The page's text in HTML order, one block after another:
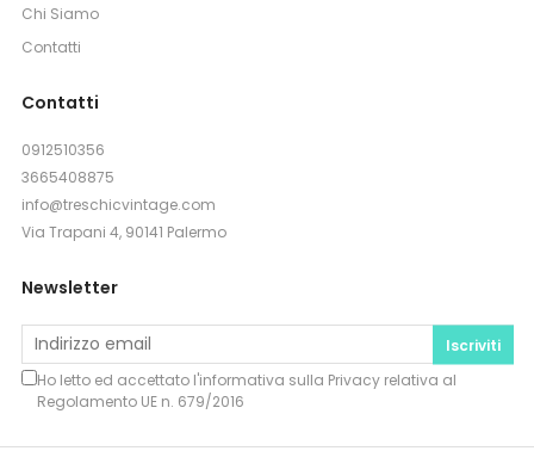
Chi Siamo
Contatti
Contatti
0912510356
3665408875
info@treschicvintage.com
Via Trapani 4, 90141 Palermo
Newsletter
Iscriviti
Ho letto ed accettato l'informativa sulla Privacyrelativa al
Regolamento UE n. 679/2016